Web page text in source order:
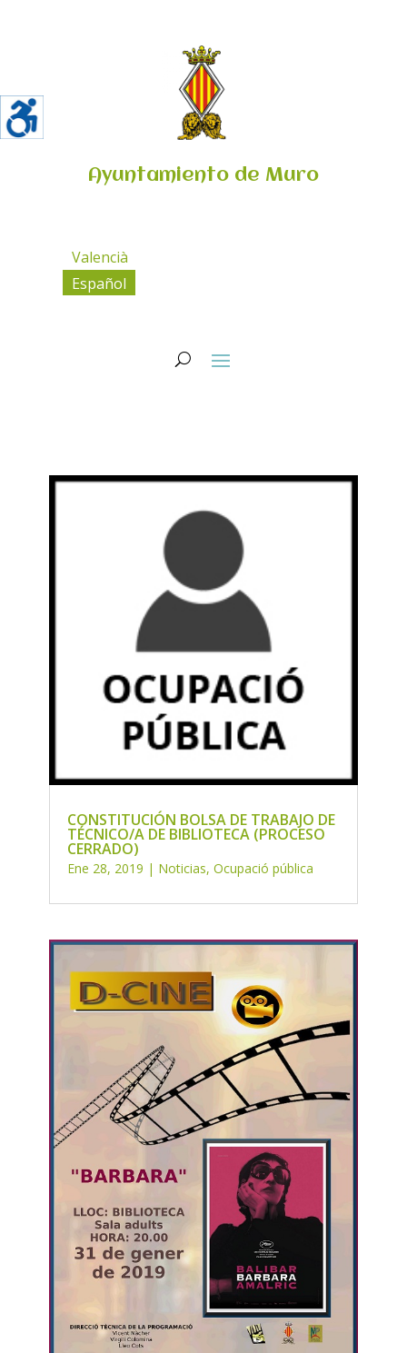
Ayuntamiento de Muro
Valencià
Español
CONSTITUCIÓN BOLSA DE TRABAJO DE
TÉCNICO/A DE BIBLIOTECA (PROCESO
CERRADO)
Ene 28, 2019 | Noticias, Ocupació pública